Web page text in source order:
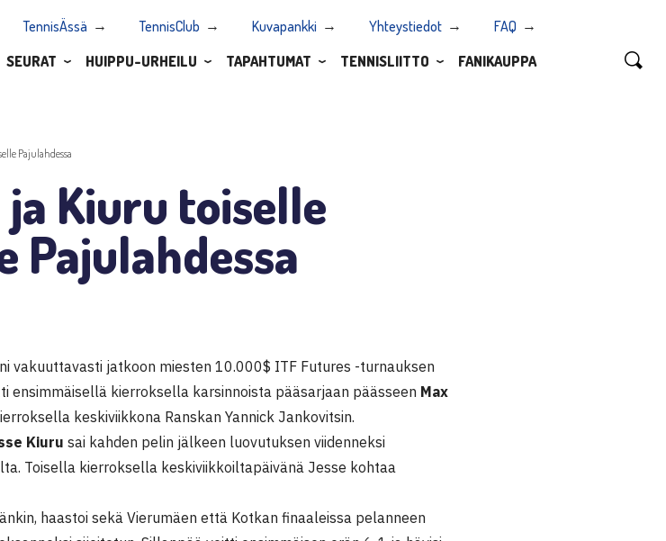
TennisÄssä TennisClub Kuvapankki Yhteystiedot
FAQ
SEURAT HUIPPU-URHEILU TAPAHTUMAT TENNISLIITTO FANIKAUPPA
Pajulahdessa
ja Kiuru toiselle
Pajulahdessa
vakuuttavasti jatkoon miesten 10.000$ ITF Futures -turnauksen
ensimmäisellä kierroksella karsinnoista pääsarjaan päässeen Max
keskiviikkona Ranskan Yannick Jankovitsin.
Kiuru sai kahden pelin jälkeen luovutuksen viidenneksi
Toisella kierroksella keskiviikkoiltapäivänä Jesse kohtaa
haastoi sekä Vierumäen että Kotkan finaaleissa pelanneen